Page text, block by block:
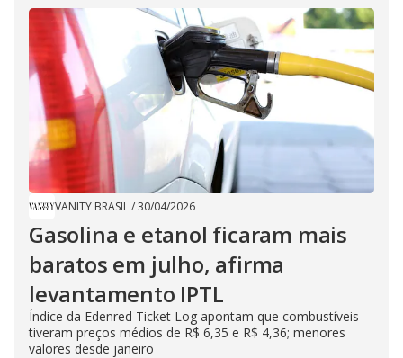
VANITY BRASIL/30/04/2026
Gasolina e etanol ficaram mais
baratos em julho, afirma
levantamento IPTL
Índice da Edenred Ticket Log apontam que combustíveis
tiveram preços médios de R$ 6,35 e R$ 4,36; menores
valores desde janeiro